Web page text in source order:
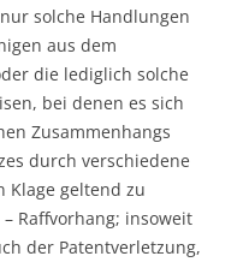
solche Handlungen
aus dem
die lediglich solche
bei denen es sich
Zusammenhangs
durch verschiedene
Klage geltend zu
– Raffvorhang; insoweit
der Patentverletzung,